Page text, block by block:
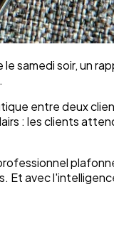
samedi soir, un
entre deux
: les clients
Et avec